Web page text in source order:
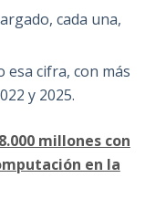
cada una,
esa cifra, con más
y 2025.
millones con
en la